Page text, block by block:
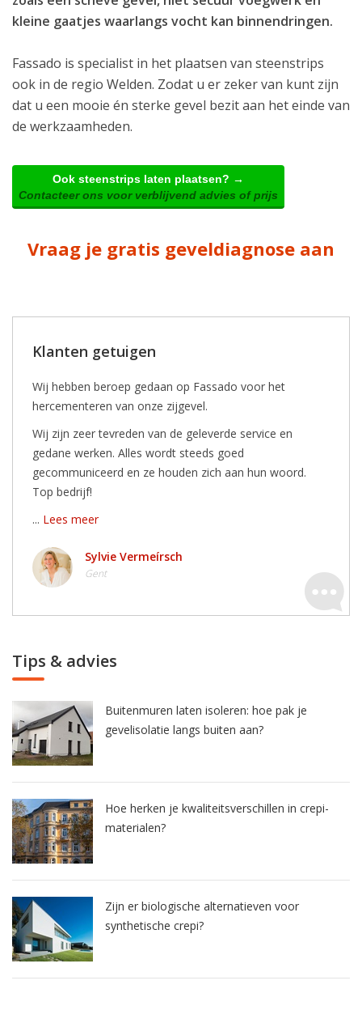
kleine gaatjes waarlangs vocht kan binnendringen.
Fassado is specialist in het plaatsen van steenstrips
ook in de regio Welden. Zodat u er zeker van kunt zijn
dat u een mooie én sterke gevel bezit aan het einde van
de werkzaamheden.
Ook steenstrips laten plaatsen? →
Contacteer ons voor verblijvend advies of prijs
Vraag je gratis geveldiagnose aan
Klanten getuigen
Wij hebben beroep gedaan op Fassado voor het
hercementeren van onze zijgevel.
Wij zijn zeer tevreden van de geleverde service en
gedane werken. Alles wordt steeds goed
gecommuniceerd en ze houden zich aan hun woord.
Top bedrijf!
... Lees meer
Sylvie Vermeírsch
Gent
Tips & advies
Buitenmuren laten isoleren: hoe pak je
gevelisolatie langs buiten aan?
Hoe herken je kwaliteitsverschillen in crepi-
materialen?
Zijn er biologische alternatieven voor
synthetische crepi?